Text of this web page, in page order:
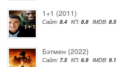
1+1 (2011)
Сайт: 8.4 КП: 8.8 IMDB: 8.5
Бэтмен (2022)
Сайт: 7.5 КП: 6.9 IMDB: 9.1